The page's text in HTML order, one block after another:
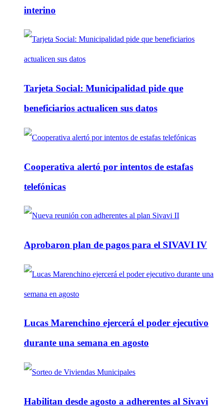
interino
Tarjeta Social: Municipalidad pide que
beneficiarios actualicen sus datos
Cooperativa alertó por intentos de estafas
telefónicas
Aprobaron plan de pagos para el SIVAVI IV
Lucas Marenchino ejercerá el poder ejecutivo
durante una semana en agosto
Habilitan desde agosto a adherentes al Sivavi